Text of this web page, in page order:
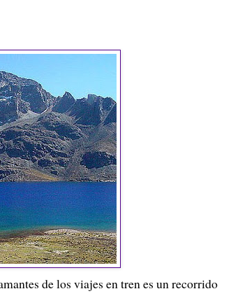
de los viajes en tren es un recorrido